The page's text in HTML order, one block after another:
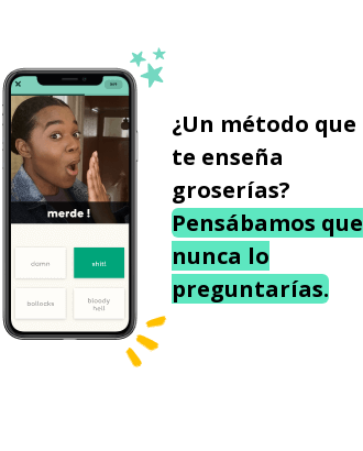
¿Un método que
te enseña
groserías?
Pensábamos que
nunca lo
preguntarías.